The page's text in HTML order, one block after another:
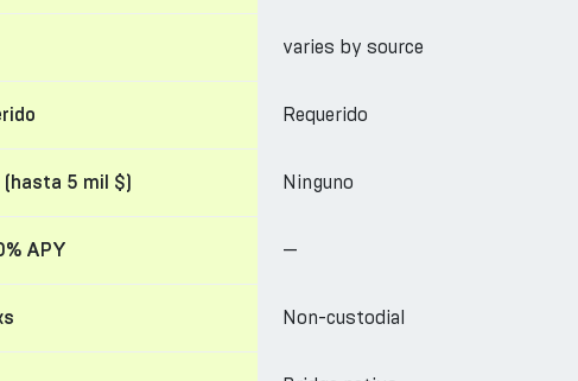
varies by source
Requerido
(hasta 5 mil $) Ninguno
APY —
Non-custodial